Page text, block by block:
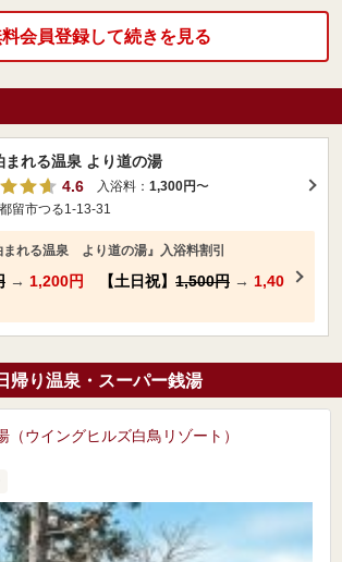
会員登録して続きを見る
まれる温泉 より道の湯
4.6
入浴料： 1,300円〜
留市つる1-13-31
まれる温泉 より道の湯』入浴料割引
→ 1,200円 【土日祝】 1,500円 → 1,40
帰り温泉・スーパー銭湯
（ウイングヒルズ白鳥リゾート）